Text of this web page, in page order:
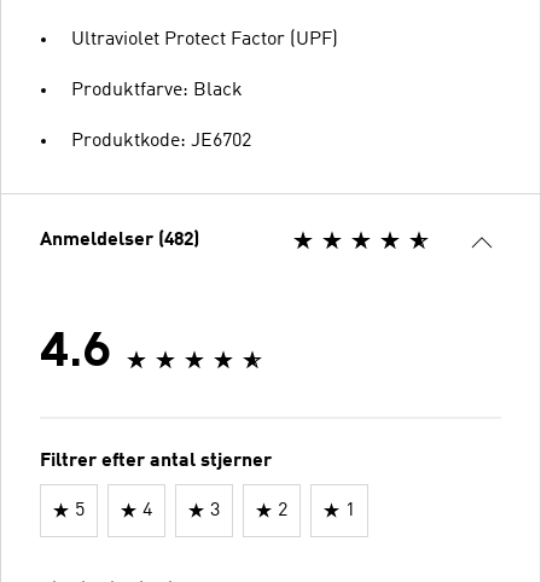
Ultraviolet Protect Factor (UPF)
Produktfarve: Black
Produktkode: JE6702
Anmeldelser (482)
4.6
Filtrer efter antal stjerner
5 4 3 2 1